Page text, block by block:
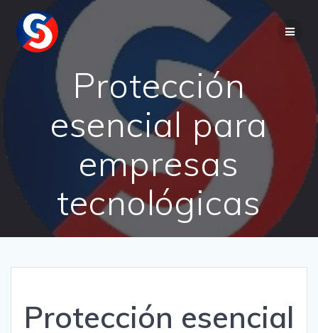
contenido
Protección
esencial para
empresas
tecnológicas
Protección esencial